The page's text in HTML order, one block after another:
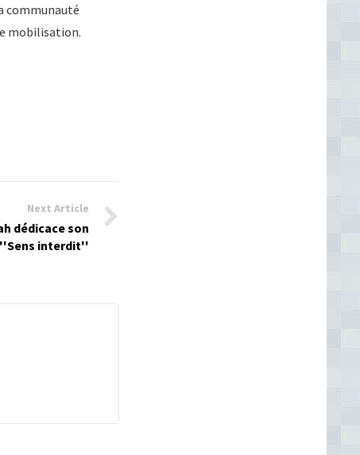
communauté
mobilisation.
Next Article
dédicace son
interdit''